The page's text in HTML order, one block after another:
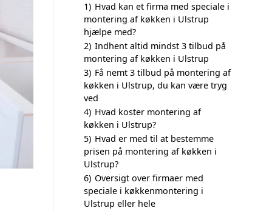
1) Hvad kan et firma med speciale i
montering af køkken i Ulstrup
hjælpe med?
2) Indhent altid mindst 3 tilbud på
montering af køkken i Ulstrup
3) Få nemt 3 tilbud på montering af
køkken i Ulstrup, du kan være tryg
ved
4) Hvad koster montering af
køkken i Ulstrup?
5) Hvad er med til at bestemme
prisen på montering af køkken i
Ulstrup?
6) Oversigt over firmaer med
speciale i køkkenmontering i
Ulstrup eller hele